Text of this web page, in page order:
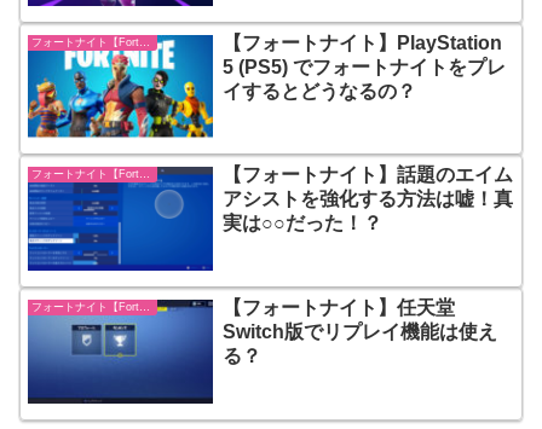
【フォートナイト】PlayStation
5 (PS5) でフォートナイトをプレ
イするとどうなるの？
フォートナイト【Fortnite】
【フォートナイト】話題のエイム
アシストを強化する方法は嘘！真
実は○○だった！？
フォートナイト【Fortnite】
【フォートナイト】任天堂
Switch版でリプレイ機能は使え
る？